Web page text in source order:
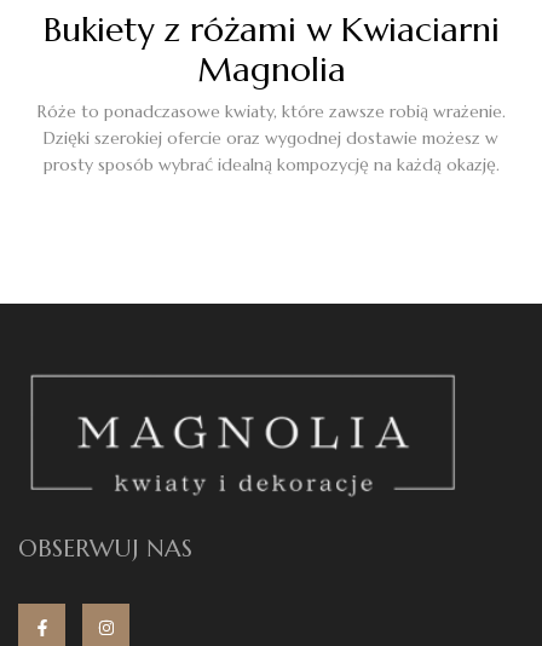
Bukiety z różami w Kwiaciarni
Magnolia
Róże to ponadczasowe kwiaty, które zawsze robią wrażenie.
Dzięki szerokiej ofercie oraz wygodnej dostawie możesz w
prosty sposób wybrać idealną kompozycję na każdą okazję.
OBSERWUJ NAS